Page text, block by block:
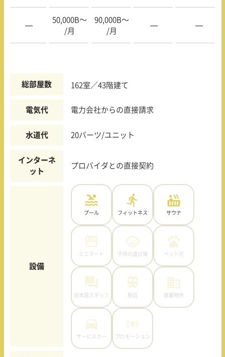
—
50,000B〜
/月
90,000B〜
/月
— —
総部屋数 162室／43階建て
電気代 電力会社からの直接請求
水道代 20バーツ/ユニット
インターネ
ット
プロバイダとの直接契約
設備
プール フィットネス サウナ
ミニマート 子供の遊び場 ペット可
日本語スタッフ 駅近 高層物件
サービスカー プロモーション